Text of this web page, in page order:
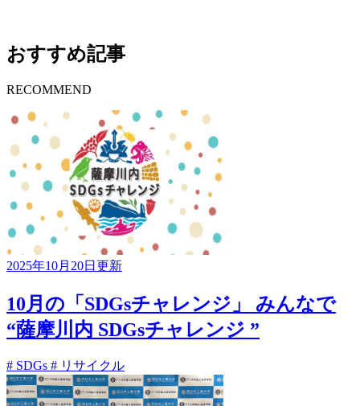
おすすめ記事
RECOMMEND
2025年10月20日更新
10月の「SDGsチャレンジ」 みんなで
“薩摩川内 SDGsチャレンジ ”
# SDGs # リサイクル